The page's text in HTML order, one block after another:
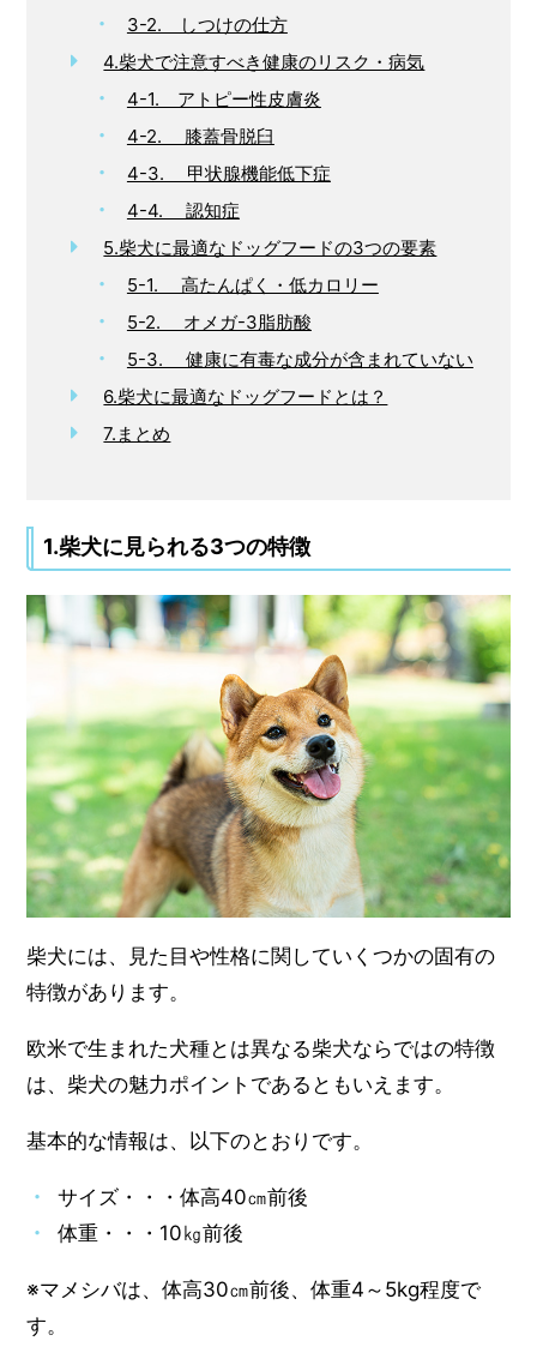
3-2. しつけの仕方
4.柴犬で注意すべき健康のリスク・病気
4-1. アトピー性皮膚炎
4-2. 膝蓋骨脱臼
4-3. 甲状腺機能低下症
4-4. 認知症
5.柴犬に最適なドッグフードの3つの要素
5-1. 高たんぱく・低カロリー
5-2. オメガ-3脂肪酸
5-3. 健康に有毒な成分が含まれていない
6.柴犬に最適なドッグフードとは？
7.まとめ
1.柴犬に見られる3つの特徴
柴犬には、見た目や性格に関していくつかの固有の
特徴があります。
欧米で生まれた犬種とは異なる柴犬ならではの特徴
は、柴犬の魅力ポイントであるともいえます。
基本的な情報は、以下のとおりです。
サイズ・・・体高40㎝前後
体重・・・10㎏前後
※マメシバは、体高30㎝前後、体重4～5kg程度で
す。